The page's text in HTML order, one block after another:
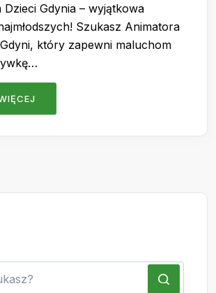
Dzieci Gdynia – wyjątkowa
Szukasz Animatora
który zapewni maluchom